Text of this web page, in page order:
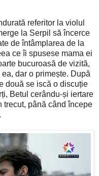
referitor la violul
la Serpil să încerce
de întâmplarea de la
ce îi spusese mama ei
bucuroasă de vizită,
dar o primește. După
două se iscă o discuție
Betul cerându-și iertare
trecut, până când începe